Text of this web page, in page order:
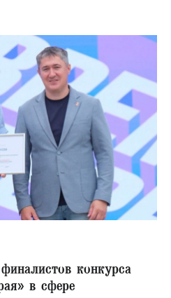
конкурса
в сфере